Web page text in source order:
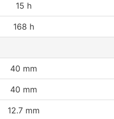
15 h
168 h
40 mm
40 mm
12.7 mm